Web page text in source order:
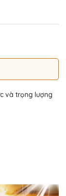
và trọng lượng